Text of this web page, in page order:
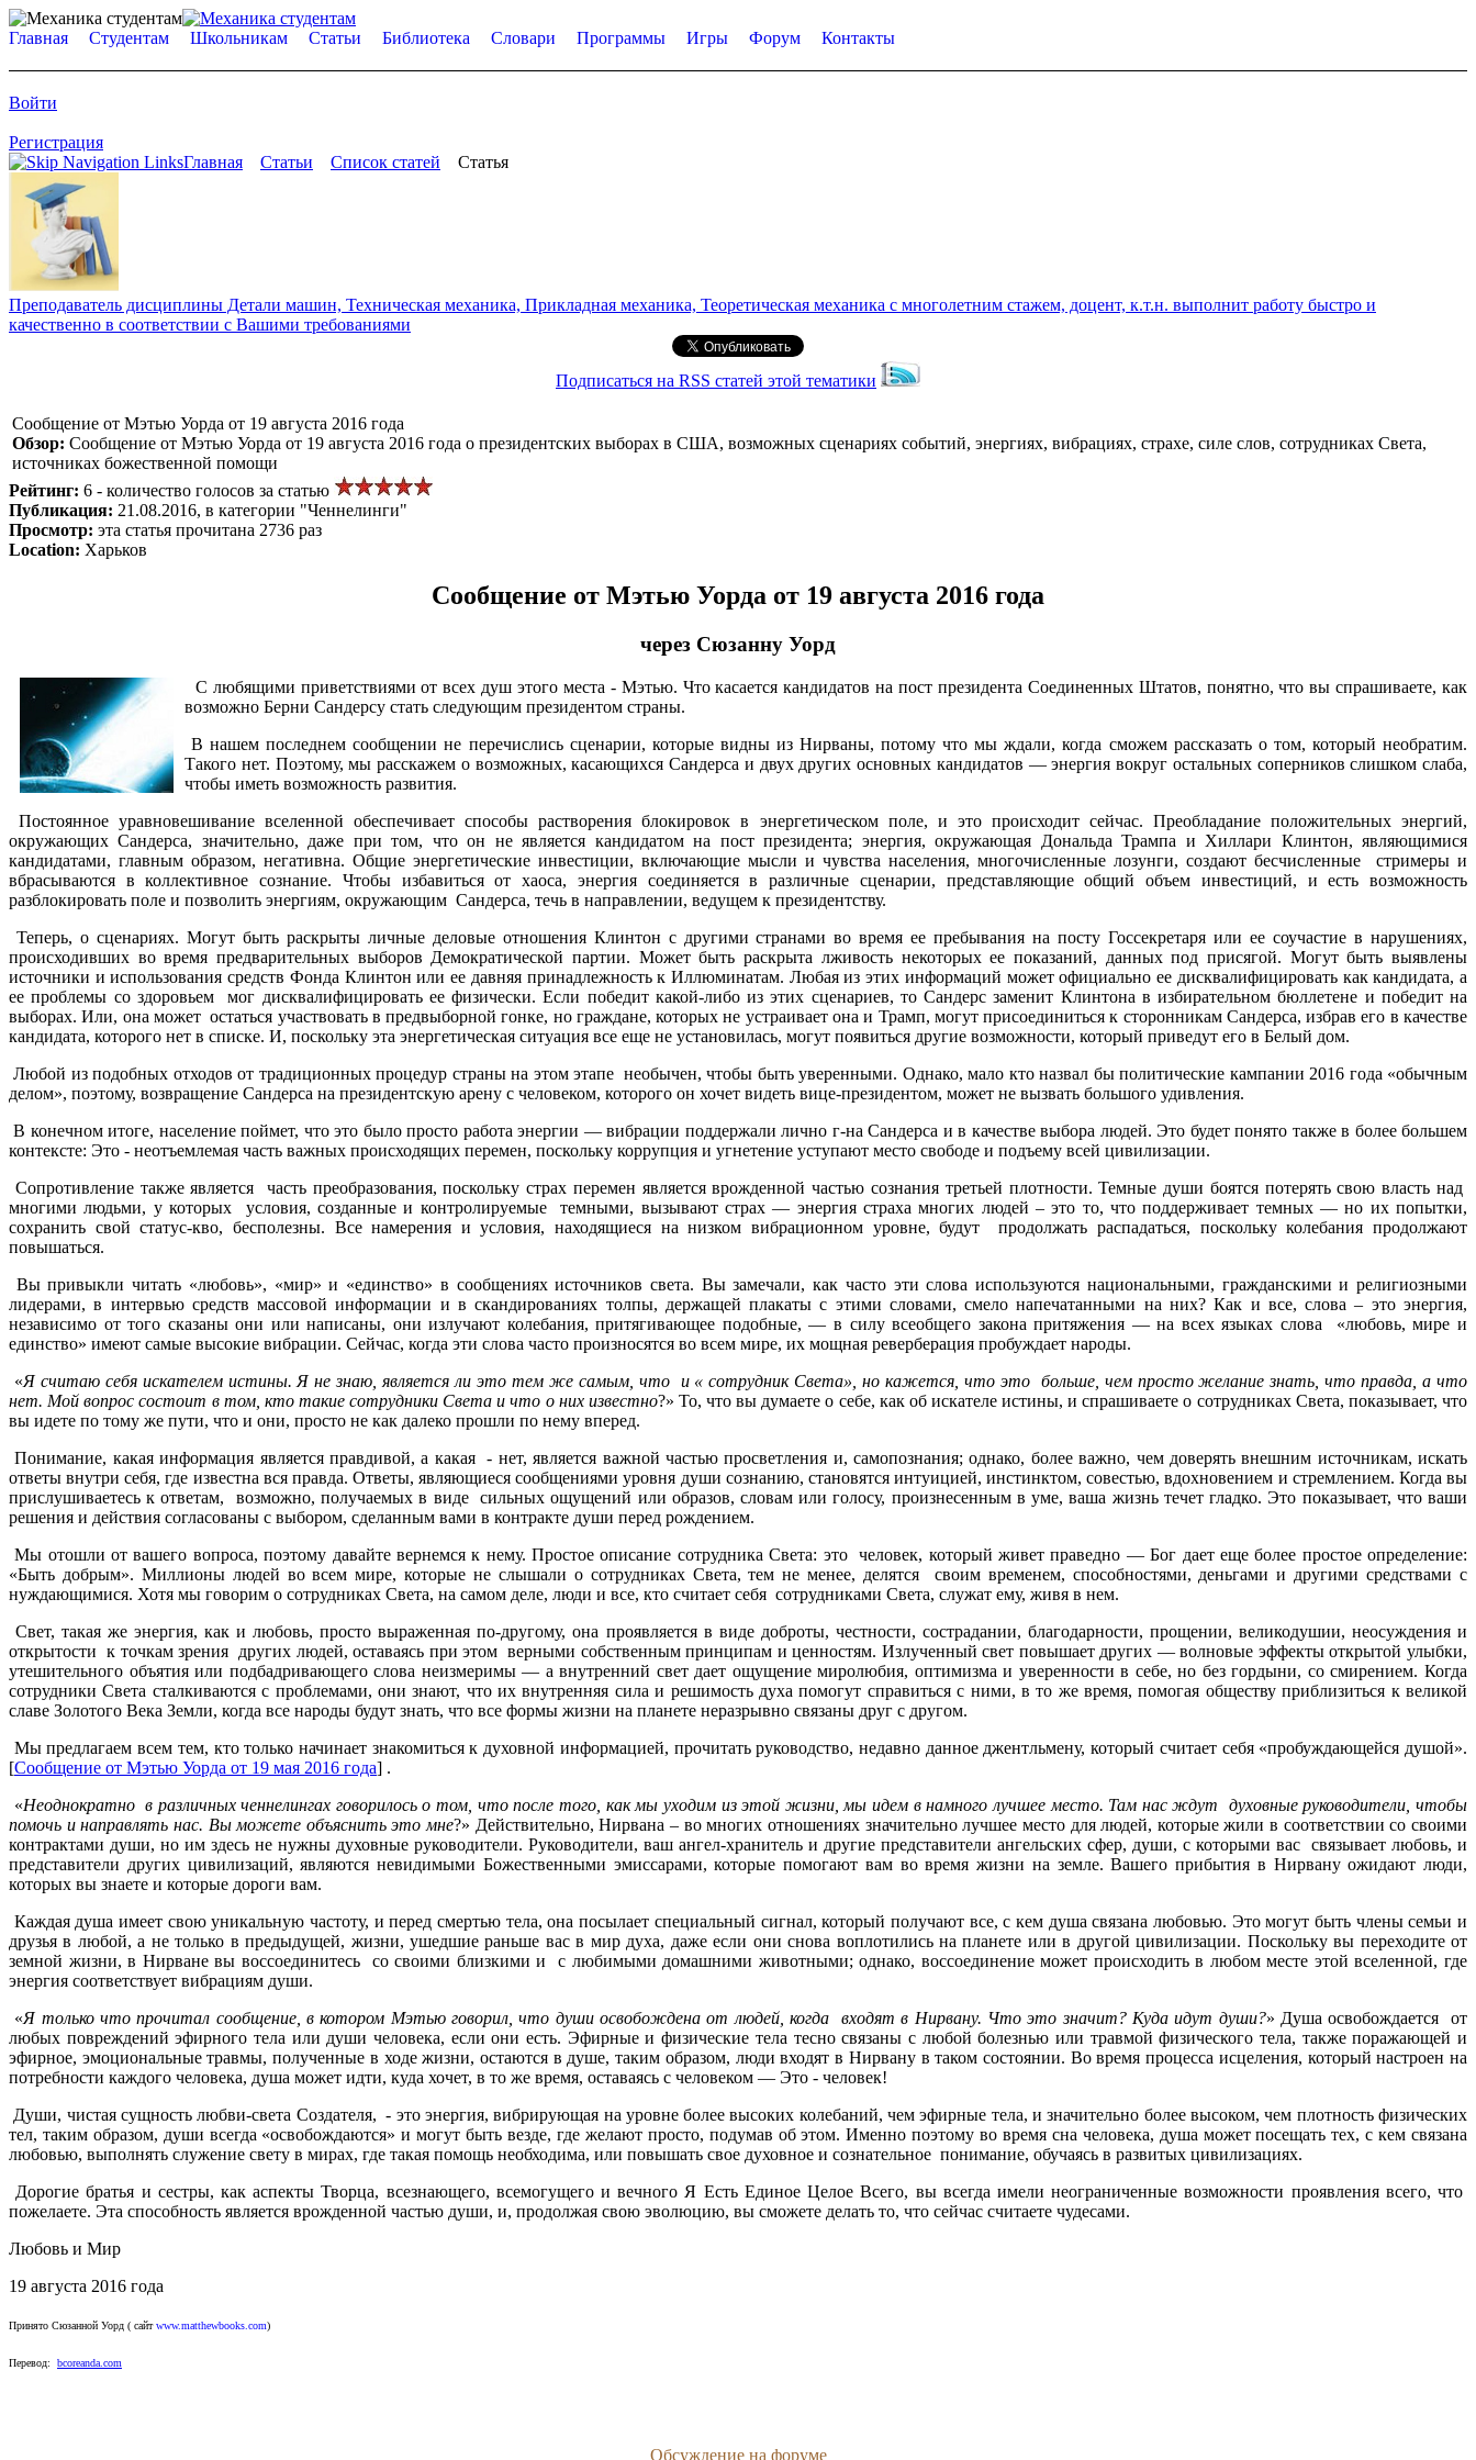
Главная Студентам Школьникам Статьи Библиотека Словари Программы Игры Форум Контакты
Войти
Регистрация
Главная
Статьи Список статей Статья
Преподаватель дисциплины Детали машин, Техническая механика, Прикладная механика, Теоретическая механика с многолетним стажем, доцент, к.т.н. выполнит работу быстро и
качественно в соответствии с Вашими требованиями
Подписаться на RSS статей этой тематики
Сообщение от Мэтью Уорда от 19 августа 2016 года
Обзор: Сообщение от Мэтью Уорда от 19 августа 2016 года о президентских выборах в США, возможных сценариях событий, энергиях, вибрациях, страхе, силе слов, сотрудниках Света,
источниках божественной помощи
Рейтинг: 6 - количество голосов за статью
Публикация: 21.08.2016, в категории "Ченнелинги"
Просмотр: эта статья прочитана 2736 раз
Location: Харьков
Сообщение от Мэтью Уорда от 19 августа 2016 года
через Сюзанну Уорд
С любящими приветствиями от всех душ этого места - Мэтью. Что касается кандидатов на пост президента Соединенных Штатов, понятно, что вы спрашиваете, как
возможно Берни Сандерсу стать следующим президентом страны.
В нашем последнем сообщении не перечислись сценарии, которые видны из Нирваны, потому что мы ждали, когда сможем рассказать о том, который необратим.
Такого нет. Поэтому, мы расскажем о возможных, касающихся Сандерса и двух других основных кандидатов — энергия вокруг остальных соперников слишком слаба,
чтобы иметь возможность развития.
Постоянное уравновешивание вселенной обеспечивает способы растворения блокировок в энергетическом поле, и это происходит сейчас. Преобладание положительных энергий,
окружающих Сандерса, значительно, даже при том, что он не является кандидатом на пост президента; энергия, окружающая Дональда Трампа и Хиллари Клинтон, являющимися
кандидатами, главным образом, негативна. Общие энергетические инвестиции, включающие мысли и чувства населения, многочисленные лозунги, создают бесчисленные стримеры и
вбрасываются в коллективное сознание. Чтобы избавиться от хаоса, энергия соединяется в различные сценарии, представляющие общий объем инвестиций, и есть возможность
разблокировать поле и позволить энергиям, окружающим Сандерса, течь в направлении, ведущем к президентству.
Теперь, о сценариях. Могут быть раскрыты личные деловые отношения Клинтон с другими странами во время ее пребывания на посту Госсекретаря или ее соучастие в нарушениях,
происходивших во время предварительных выборов Демократической партии. Может быть раскрыта лживость некоторых ее показаний, данных под присягой. Могут быть выявлены
источники и использования средств Фонда Клинтон или ее давняя принадлежность к Иллюминатам. Любая из этих информаций может официально ее дисквалифицировать как кандидата, а
ее проблемы со здоровьем мог дисквалифицировать ее физически. Если победит какой-либо из этих сценариев, то Сандерс заменит Клинтона в избирательном бюллетене и победит на
выборах. Или, она может остаться участвовать в предвыборной гонке, но граждане, которых не устраивает она и Трамп, могут присоединиться к сторонникам Сандерса, избрав его в качестве
кандидата, которого нет в списке. И, поскольку эта энергетическая ситуация все еще не установилась, могут появиться другие возможности, который приведут его в Белый дом.
Любой из подобных отходов от традиционных процедур страны на этом этапе необычен, чтобы быть уверенными. Однако, мало кто назвал бы политические кампании 2016 года «обычным
делом», поэтому, возвращение Сандерса на президентскую арену с человеком, которого он хочет видеть вице-президентом, может не вызвать большого удивления.
В конечном итоге, население поймет, что это было просто работа энергии — вибрации поддержали лично г-на Сандерса и в качестве выбора людей. Это будет понято также в более большем
контексте: Это - неотъемлемая часть важных происходящих перемен, поскольку коррупция и угнетение уступают место свободе и подъему всей цивилизации.
Сопротивление также является часть преобразования, поскольку страх перемен является врожденной частью сознания третьей плотности. Темные души боятся потерять свою власть над
многими людьми, у которых условия, созданные и контролируемые темными, вызывают страх — энергия страха многих людей – это то, что поддерживает темных — но их попытки,
сохранить свой статус-кво, бесполезны. Все намерения и условия, находящиеся на низком вибрационном уровне, будут продолжать распадаться, поскольку колебания продолжают
повышаться.
Вы привыкли читать «любовь», «мир» и «единство» в сообщениях источников света. Вы замечали, как часто эти слова используются национальными, гражданскими и религиозными
лидерами, в интервью средств массовой информации и в скандированиях толпы, держащей плакаты с этими словами, смело напечатанными на них? Как и все, слова – это энергия,
независимо от того сказаны они или написаны, они излучают колебания, притягивающее подобные, — в силу всеобщего закона притяжения — на всех языках слова «любовь, мире и
единство» имеют самые высокие вибрации. Сейчас, когда эти слова часто произносятся во всем мире, их мощная реверберация пробуждает народы.
«Я считаю себя искателем истины. Я не знаю, является ли это тем же самым, что и « сотрудник Света», но кажется, что это больше, чем просто желание знать, что правда, а что
нет. Мой вопрос состоит в том, кто такие сотрудники Света и что о них известно?» То, что вы думаете о себе, как об искателе истины, и спрашиваете о сотрудниках Света, показывает, что
вы идете по тому же пути, что и они, просто не как далеко прошли по нему вперед.
Понимание, какая информация является правдивой, а какая - нет, является важной частью просветления и, самопознания; однако, более важно, чем доверять внешним источникам, искать
ответы внутри себя, где известна вся правда. Ответы, являющиеся сообщениями уровня души сознанию, становятся интуицией, инстинктом, совестью, вдохновением и стремлением. Когда вы
прислушиваетесь к ответам, возможно, получаемых в виде сильных ощущений или образов, словам или голосу, произнесенным в уме, ваша жизнь течет гладко. Это показывает, что ваши
решения и действия согласованы с выбором, сделанным вами в контракте души перед рождением.
Мы отошли от вашего вопроса, поэтому давайте вернемся к нему. Простое описание сотрудника Света: это человек, который живет праведно — Бог дает еще более простое определение:
«Быть добрым». Миллионы людей во всем мире, которые не слышали о сотрудниках Света, тем не менее, делятся своим временем, способностями, деньгами и другими средствами с
нуждающимися. Хотя мы говорим о сотрудниках Света, на самом деле, люди и все, кто считает себя сотрудниками Света, служат ему, живя в нем.
Свет, такая же энергия, как и любовь, просто выраженная по-другому, она проявляется в виде доброты, честности, сострадании, благодарности, прощении, великодушии, неосуждения и
открытости к точкам зрения других людей, оставаясь при этом верными собственным принципам и ценностям. Излученный свет повышает других — волновые эффекты открытой улыбки,
утешительного объятия или подбадривающего слова неизмеримы — а внутренний свет дает ощущение миролюбия, оптимизма и уверенности в себе, но без гордыни, со смирением. Когда
сотрудники Света сталкиваются с проблемами, они знают, что их внутренняя сила и решимость духа помогут справиться с ними, в то же время, помогая обществу приблизиться к великой
славе Золотого Века Земли, когда все народы будут знать, что все формы жизни на планете неразрывно связаны друг с другом.
Мы предлагаем всем тем, кто только начинает знакомиться к духовной информацией, прочитать руководство, недавно данное джентльмену, который считает себя «пробуждающейся душой».
[Сообщение от Мэтью Уорда от 19 мая 2016 года] .
«Неоднократно в различных ченнелингах говорилось о том, что после того, как мы уходим из этой жизни, мы идем в намного лучшее место. Там нас ждут духовные руководители, чтобы
помочь и направлять нас. Вы можете объяснить это мне?» Действительно, Нирвана – во многих отношениях значительно лучшее место для людей, которые жили в соответствии со своими
контрактами души, но им здесь не нужны духовные руководители. Руководители, ваш ангел-хранитель и другие представители ангельских сфер, души, с которыми вас связывает любовь, и
представители других цивилизаций, являются невидимыми Божественными эмиссарами, которые помогают вам во время жизни на земле. Вашего прибытия в Нирвану ожидают люди,
которых вы знаете и которые дороги вам.
Каждая душа имеет свою уникальную частоту, и перед смертью тела, она посылает специальный сигнал, который получают все, с кем душа связана любовью. Это могут быть члены семьи и
друзья в любой, а не только в предыдущей, жизни, ушедшие раньше вас в мир духа, даже если они снова воплотились на планете или в другой цивилизации. Поскольку вы переходите от
земной жизни, в Нирване вы воссоединитесь со своими близкими и с любимыми домашними животными; однако, воссоединение может происходить в любом месте этой вселенной, где
энергия соответствует вибрациям души.
«Я только что прочитал сообщение, в котором Мэтью говорил, что души освобождена от людей, когда входят в Нирвану. Что это значит? Куда идут души?» Душа освобождается от
любых повреждений эфирного тела или души человека, если они есть. Эфирные и физические тела тесно связаны с любой болезнью или травмой физического тела, также поражающей и
эфирное, эмоциональные травмы, полученные в ходе жизни, остаются в душе, таким образом, люди входят в Нирвану в таком состоянии. Во время процесса исцеления, который настроен на
потребности каждого человека, душа может идти, куда хочет, в то же время, оставаясь с человеком — Это - человек!
Души, чистая сущность любви-света Создателя, - это энергия, вибрирующая на уровне более высоких колебаний, чем эфирные тела, и значительно более высоком, чем плотность физических
тел, таким образом, души всегда «освобождаются» и могут быть везде, где желают просто, подумав об этом. Именно поэтому во время сна человека, душа может посещать тех, с кем связана
любовью, выполнять служение свету в мирах, где такая помощь необходима, или повышать свое духовное и сознательное понимание, обучаясь в развитых цивилизациях.
Дорогие братья и сестры, как аспекты Творца, всезнающего, всемогущего и вечного Я Есть Единое Целое Всего, вы всегда имели неограниченные возможности проявления всего, что
пожелаете. Эта способность является врожденной частью души, и, продолжая свою эволюцию, вы сможете делать то, что сейчас считаете чудесами.
Любовь и Мир
19 августа 2016 года
Принято Сюзанной Уорд ( сайтwww.matthewbooks.com)
Перевод: bcoreanda.com
Обсуждение на форуме